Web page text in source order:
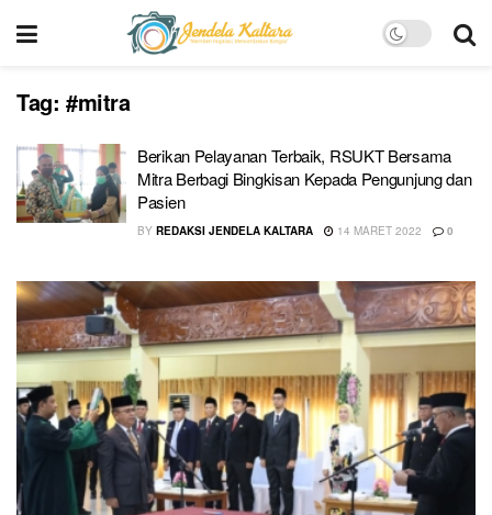
Tag: #mitra
Berikan Pelayanan Terbaik, RSUKT Bersama
Mitra Berbagi Bingkisan Kepada Pengunjung dan
Pasien
BY REDAKSI JENDELA KALTARA 14 MARET 2022 0